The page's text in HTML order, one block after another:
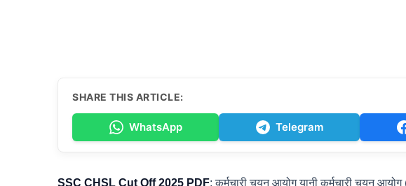
SHARE THIS ARTICLE:
WhatsApp Telegram
SSC CHSL Cut Off 2025 PDF: कर्मचारी चयन आयोग यानी कर्मचारी चयन